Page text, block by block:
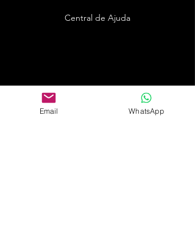
Central de Ajuda
Email WhatsApp